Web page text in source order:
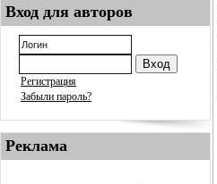
Вход для авторов
Регистрация
Забыли пароль?
Реклама